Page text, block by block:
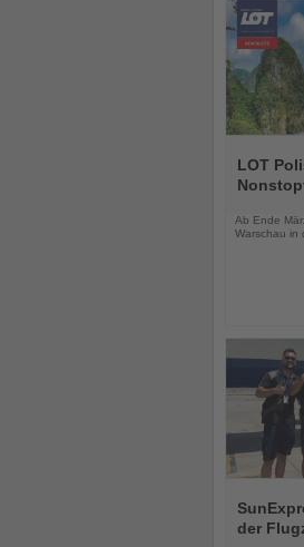
Sie
die
Nachrichten
LOT
Ab Ende
Warschau in
Sie
die
Nachrichten
der